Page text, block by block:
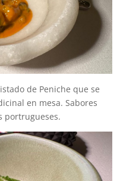
de Peniche que se
en mesa. Sabores
portrugueses.